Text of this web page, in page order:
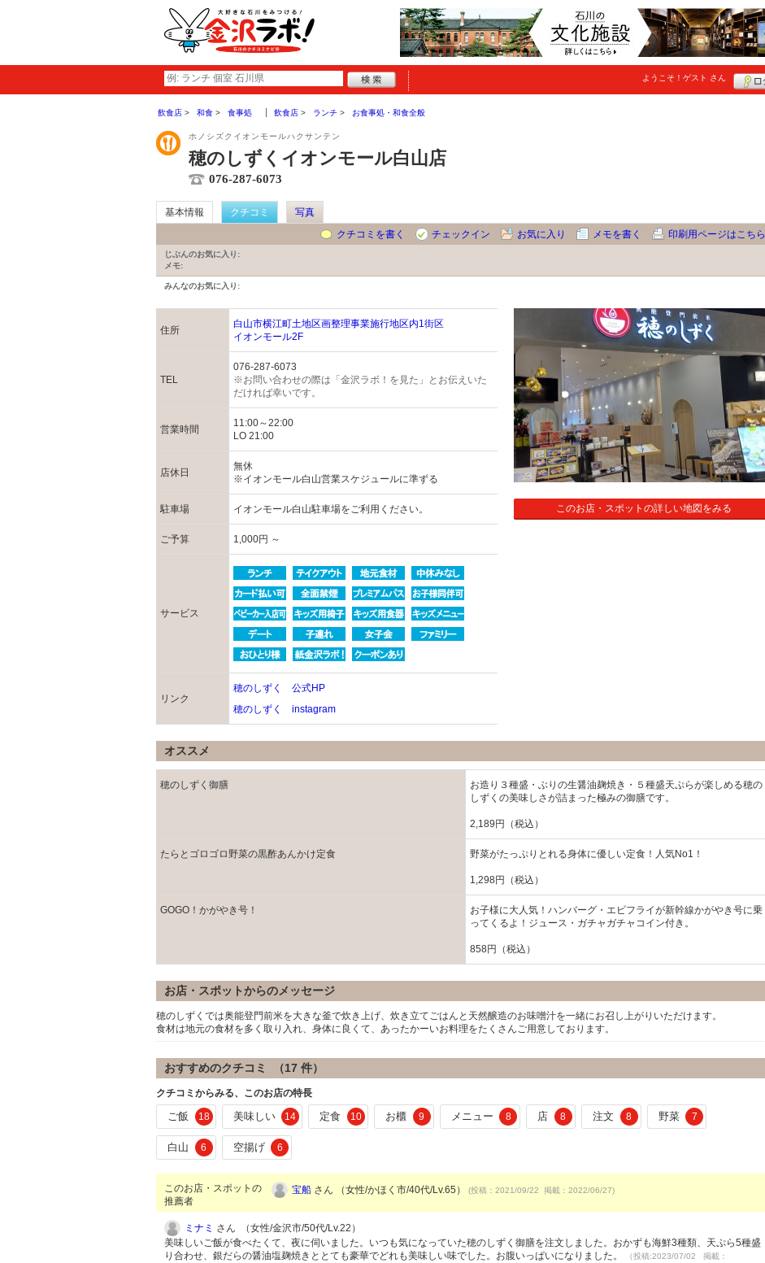
ようこそ！ ゲスト さん
飲食店 和食 食事処 飲食店 ランチ お食事処・和食全般
ホノシズクイオンモールハクサンテン
穂のしずくイオンモール白山店
076-287-6073
基本情報 クチコミ
写真
クチコミを書く
チェックイン お気に入り メモを書く 印刷用ページはこちら
じぶんのお気に入り:
メモ:
みんなのお気に入り:
住所
白山市横江町土地区画整理事業施行地区内1街区
イオンモール2F
TEL
076-287-6073
※お問い合わせの際は「金沢ラボ！を見た」とお伝えいた
だければ幸いです。
営業時間
11:00～22:00
LO 21:00
店休日
無休
※イオンモール白山営業スケジュールに準ずる
駐車場 イオンモール白山駐車場をご利用ください。
ご予算 1,000円 ～
サービス
リンク
穂のしずく 公式HP
穂のしずく instagram
このお店・スポットの詳しい地図をみる
オススメ
穂のしずく御膳
お造り３種盛・ぶりの生醤油麹焼き・５種盛天ぷらが楽しめる穂の
しずくの美味しさが詰まった極みの御膳です。
2,189円（税込）
たらとゴロゴロ野菜の黒酢あんかけ定食 野菜がたっぷりとれる身体に優しい定食！人気No1！
1,298円（税込）
GOGO！かがやき号！
お子様に大人気！ハンバーグ・エビフライが新幹線かがやき号に乗
ってくるよ！ジュース・ガチャガチャコイン付き。
858円（税込）
お店・スポットからのメッセージ
穂のしずくでは奥能登門前米を大きな釜で炊き上げ、炊き立てごはんと天然醸造のお味噌汁を一緒にお召し上がりいただけます。
食材は地元の食材を多く取り入れ、身体に良くて、あったかーいお料理をたくさんご用意しております。
おすすめのクチコミ （17 件）
クチコミからみる、このお店の特長
ご飯 18 美味しい 14 定食 10 お櫃 9 メニュー 8 店 8 注文 8 野菜 7
白山 6 空揚げ 6
このお店・スポットの
推薦者
宝船 さん （女性/かほく市/40代/Lv.65） (投稿：2021/09/22 掲載：2022/06/27)
ミナミ さん （女性/金沢市/50代/Lv.22）
美味しいご飯が食べたくて、夜に伺いました。いつも気になっていた穂のしずく御膳を注文しました。おかずも海鮮3種類、天ぷら5種盛
り合わせ、銀だらの醤油塩麹焼きととても豪華でどれも美味しい味でした。お腹いっぱいになりました。
（投稿:2023/07/02 掲載：